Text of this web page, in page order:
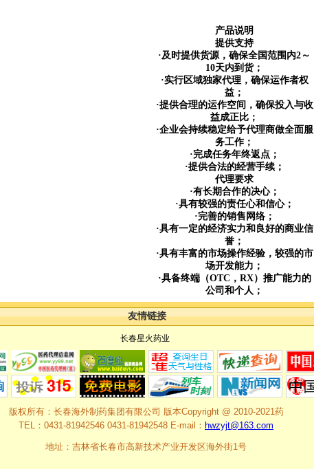
产品说明
提供支持
·及时提供货源，确保全国范围内2～
10天内到货；
·实行区域独家代理，确保运作者权
益；
·提供合理的运作空间，确保投入与收
益成正比；
·企业会持续稳定给予代理商做全面服
务工作；
·完成任务年终返点；
·提供合法的经营手续；
代理要求
·有长期合作的决心；
·具有较强的责任心和信心；
·完善的销售网络；
·具有一定的经济实力和良好的商业信
誉；
·具有丰富的市场操作经验，较强的市
场开发能力；
·具备终端（OTC，RX）推广能力的
公司和个人；
友情链接
长春星火药业
版权所有：长春海外制药集团有限公司 版本Copyright @ 2010-2021药
TEL：0431-81942546 0431-81942548 E-mail： hwzyjt@163.com
地址：吉林省长春市高新技术产业开发区海外街1号